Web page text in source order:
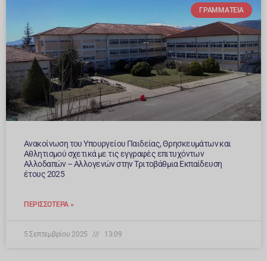
ΓΡΑΜΜΑΤΕΊΑ
Ανακοίνωση του Υπουργείου Παιδείας, Θρησκευμάτων και
Αθλητισμού σχετικά με τις εγγραφές επιτυχόντων
Αλλοδαπών – Αλλογενών στην Τριτοβάθμια Εκπαίδευση
έτους 2025
ΠΕΡΙΣΣΌΤΕΡΑ »
5 Σεπτεμβρίου 2025 13:09